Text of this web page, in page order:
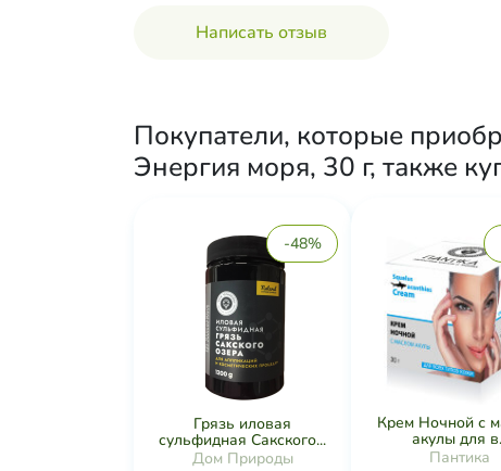
Написать отзыв
Покупатели, которые
Энергия моря, 30 г, также
-48%
Грязь иловая
сульфидная Сакского...
Дом Природы
Крем Ночной с
акулы для
Пантика